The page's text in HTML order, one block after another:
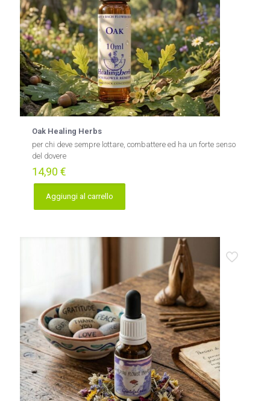
Oak Healing Herbs
per chi deve sempre lottare, combattere ed ha un forte senso
del dovere
14,90 €
Aggiungi al carrello